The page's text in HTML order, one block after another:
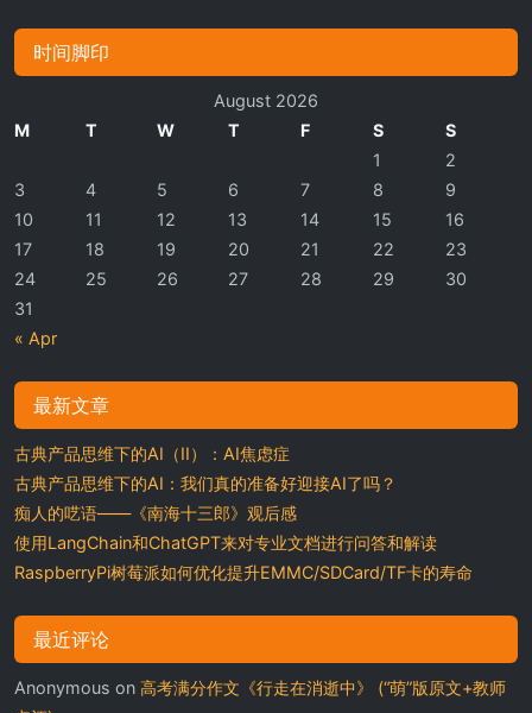
时间脚印
August 2026
M
T W T F S S
« Apr
1
2
3
4 5 6 7 8
9
10
11 12 13 14 15
16
17
18 19 20 21 22
23
24
25 26 27 28 29
30
31
最新文章
古典产品思维下的AI（II）：AI焦虑症
古典产品思维下的AI：我们真的准备好迎接AI了吗？
痴人的呓语——《南海十三郎》观后感
使用LangChain和ChatGPT来对专业文档进行问答和解读
RaspberryPi树莓派如何优化提升EMMC/SDCard/TF卡的寿命
最近评论
Anonymous on 高考满分作文《行走在消逝中》 (“萌”版原文+教师